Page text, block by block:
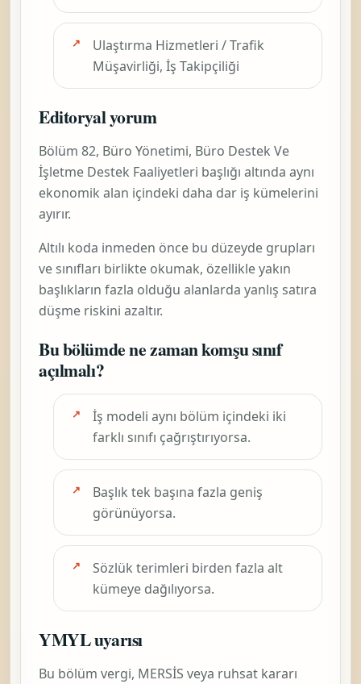
Ulaştırma Hizmetleri / Trafik
Müşavirliği, İş Takipçiliği
Editoryal yorum
Bölüm 82, Büro Yönetimi, Büro Destek Ve
İşletme Destek Faaliyetleri başlığı altında aynı
ekonomik alan içindeki daha dar iş kümelerini
ayırır.
Altılı koda inmeden önce bu düzeyde grupları
ve sınıfları birlikte okumak, özellikle yakın
başlıkların fazla olduğu alanlarda yanlış satıra
düşme riskini azaltır.
Bu bölümde ne zaman komşu sınıf
açılmalı?
İş modeli aynı bölüm içindeki iki
farklı sınıfı çağrıştırıyorsa.
Başlık tek başına fazla geniş
görünüyorsa.
Sözlük terimleri birden fazla alt
kümeye dağılıyorsa.
YMYL uyarısı
Bu bölüm vergi, MERSİS veya ruhsat kararı